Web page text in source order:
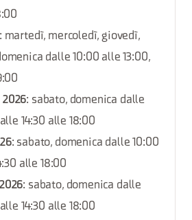
: martedì, mercoledì, giovedì,
dalle 10:00 alle 13:00,
2026: sabato, domenica dalle
14:30 alle 18:00
: sabato, domenica dalle 10:00
alle 18:00
: sabato, domenica dalle
14:30 alle 18:00